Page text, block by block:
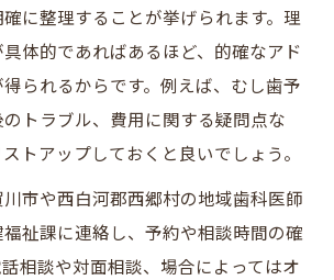
に整理することが挙げられます。理
体的であればあるほど、的確なアド
られるからです。例えば、むし歯予
トラブル、費用に関する疑問点な
トアップしておくと良いでしょう。
市や西白河郡西郷村の地域歯科医師
祉課に連絡し、予約や相談時間の確
相談や対面相談、場合によってはオ